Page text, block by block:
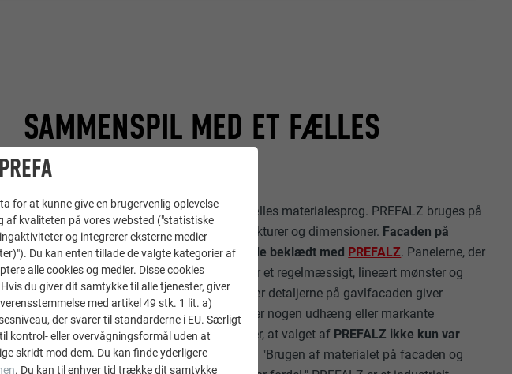
SAMMENSPIL MED ET FÆLLES
MATERIALESPROG
Stedets tre bygninger er forbundet af et fælles materialesprog. PREFALZ bruges på
facader og tage i en række forskellige strukturer og dimensioner. Facaden på
beboelses- og gæstehuset er udelukkende beklædt med PREFALZ. Panelerne, der
løber på tværs af facaden og taget, danner et regelmæssigt, lineært mønster og
fungerer som en beskyttende yderside. Især detaljerne på gavlfacaden giver
bygningen et moderne udtryk, da der ikke er nogen udhæng eller markante
profilafslutninger. Arkitekterne understreger, at valget af PREFALZ ikke kun var
æstetisk tiltalende, men også funktionelt
: "Brugen af materialet på facaden og
for at kunne give en brugervenlig oplevelse
af kvaliteten på vores websted ("statistiske
og integrerer eksterne medier
Du kan enten tillade de valgte kategorier af
alle cookies og medier. Disse cookies
du giver dit samtykke til alle tjenester, giver
med artikel 49 stk. 1 lit. a)
der svarer til standarderne i EU. Særligt
kontrol- eller overvågningsformål uden at
skridt mod dem. Du kan finde yderligere
. Du kan til enhver tid trække dit samtykke